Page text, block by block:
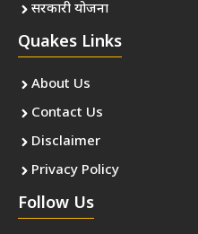
सरकारी योजना
Quakes Links
About Us
Contact Us
Disclaimer
Privacy Policy
Follow Us